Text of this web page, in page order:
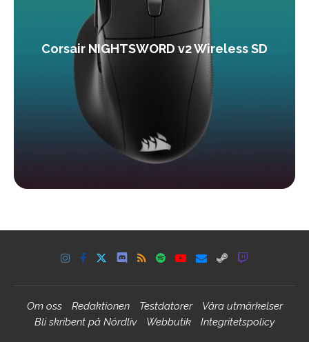
Corsair NIGHTSWORD v2 Wireless SD
Om oss Redaktionen Testdatorer
Våra utmärkelser
Bli skribent på Nördliv
Webbutik Integritetspolicy